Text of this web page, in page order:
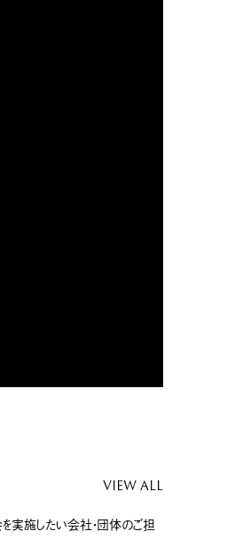
VIEW ALL
実施したい会社・団体のご担